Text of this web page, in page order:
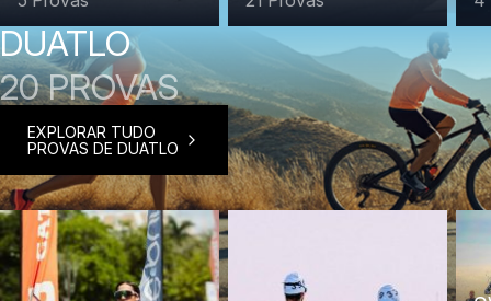
DUATLO
20 PROVAS
EXPLORAR TUDO
PROVAS DE DUATLO